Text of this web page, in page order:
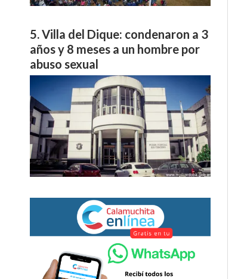
Villa del Dique: condenaron a 3
años y 8 meses a un hombre por
abuso sexual